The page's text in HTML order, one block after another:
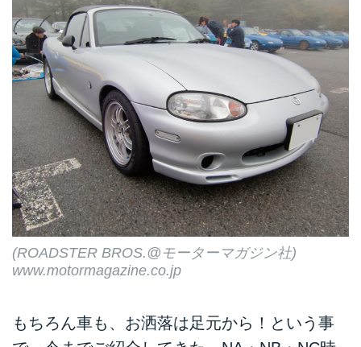
(ROADSTER BROS.@モーターマガジン社)
www.motormagazine.co.jp
もちろん車も、お洒落は足元から！という事